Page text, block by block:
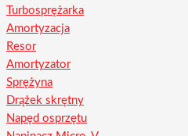
Turbosprężarka
Amortyzacja
Resor
Amortyzator
Sprężyna
Drążek skrętny
Napęd osprzętu